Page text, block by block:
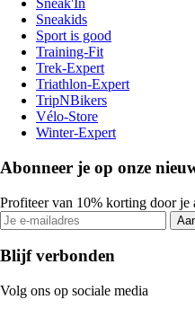
Sneak'In
Sneakids
Sport is good
Training-Fit
Trek-Expert
Triathlon-Expert
TripNBikers
Vélo-Store
Winter-Expert
Abonneer je op onze
Profiteer van 10% korting door je
Blijf verbonden
Volg ons op sociale media